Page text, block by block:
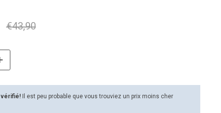
€43,90
vérifié!
Il est peu probable que vous trouviez un prix moins cher